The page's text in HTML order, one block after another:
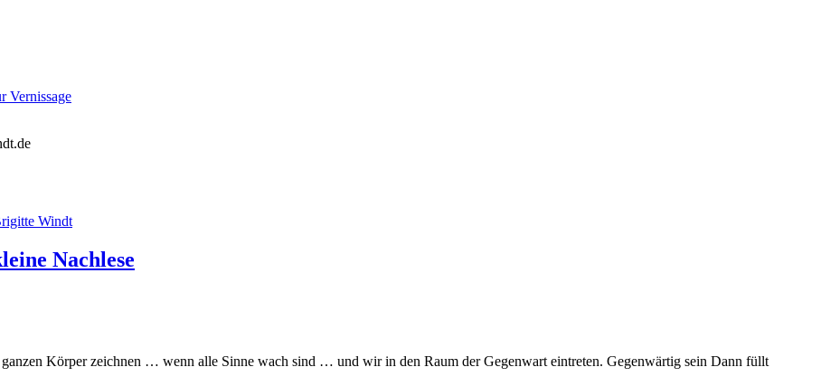
Nachlese
Körper zeichnen … wenn alle Sinne wach sind … und wir in den Raum der Gegenwart eintreten. Gegenwärtig sein Dann füllt